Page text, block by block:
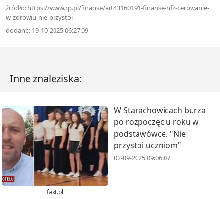
źródło: https://www.rp.pl/finanse/art43160191-finanse-nfz-cerowanie-
w-zdrowiu-nie-przystoi
dodano: 19-10-2025 06:27:09
Inne znaleziska:
fakt.pl
W Starachowicach burza
po rozpoczęciu roku w
podstawówce. "Nie
przystoi uczniom"
02-09-2025 09:06:07